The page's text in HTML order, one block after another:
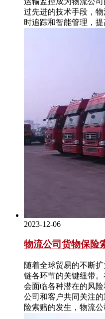
过先进的技术手段，
时追踪和智能管理，提
2023-12-06
物流公司货物保险
随着全球贸易的不断
链各环节的关键纽带
会面临各种潜在的风
公司和客户共同关注
险索赔的发生，物流